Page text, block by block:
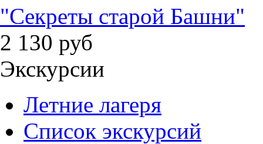
"Секреты старой Башни"
2 130 руб
Экскурсии
Летние лагеря
Список экскурсий